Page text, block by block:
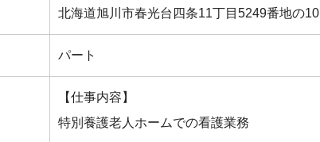
北海道旭川市春光台四条11丁目5249番地の10
パート
【仕事内容】
特別養護老人ホームでの看護業務